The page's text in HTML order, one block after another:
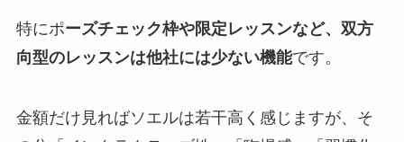
特にポーズチェック枠や限定レッスンなど、双方
向型のレッスンは他社には少ない機能です。
金額だけ見ればソエルは若干高く感じますが、そ